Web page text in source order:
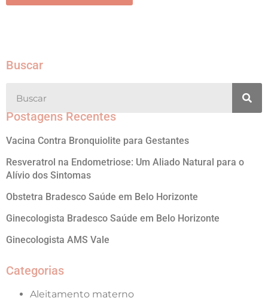
Buscar
Postagens Recentes
Vacina Contra Bronquiolite para Gestantes
Resveratrol na Endometriose: Um Aliado Natural para o
Alívio dos Sintomas
Obstetra Bradesco Saúde em Belo Horizonte
Ginecologista Bradesco Saúde em Belo Horizonte
Ginecologista AMS Vale
Categorias
Aleitamento materno